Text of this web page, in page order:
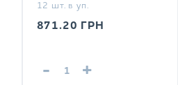
сильногазований напій
12 шт. в уп.
871.20 ГРН
- +